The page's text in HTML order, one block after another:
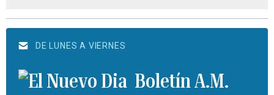
DE LUNES A VIERNES
Boletín A.M.